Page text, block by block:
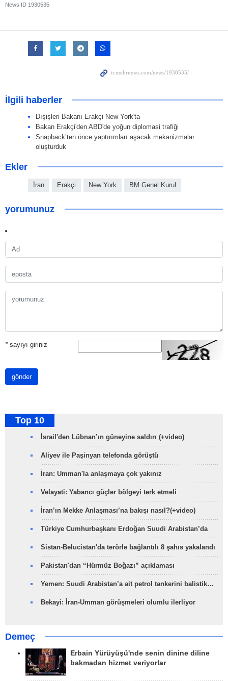
News ID 1930535
İlgili haberler
Dışişleri Bakanı Erakçi New York'ta
Bakan Erakçi'den ABD'de yoğun diplomasi trafiği
Snapback’ten önce yaptırımları aşacak mekanizmalar
oluşturduk
Ekler
İran Erakçi New York BM Genel Kurul
yorumunuz
*sayıyı giriniz
gönder
Top 10
İsrail'den Lübnan’ın güneyine saldırı (+video)
Aliyev ile Paşinyan telefonda görüştü
İran: Umman'la anlaşmaya çok yakınız
Velayati: Yabancı güçler bölgeyi terk etmeli
İran’ın Mekke Anlaşması’na bakışı nasıl?(+video)
Türkiye Cumhurbaşkanı Erdoğan Suudi Arabistan’da
Sistan-Belucistan'da terörle bağlantılı 8 şahıs yakalandı
Pakistan'dan “Hürmüz Boğazı” açıklaması
Yemen: Suudi Arabistan’a ait petrol tankerini balistik…
Bekayi: İran-Umman görüşmeleri olumlu ilerliyor
Demeç
Erbain Yürüyüşü'nde senin dinine diline
bakmadan hizmet veriyorlar